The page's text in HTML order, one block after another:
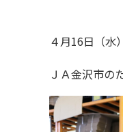
４月16日（水
ＪＡ金沢市の